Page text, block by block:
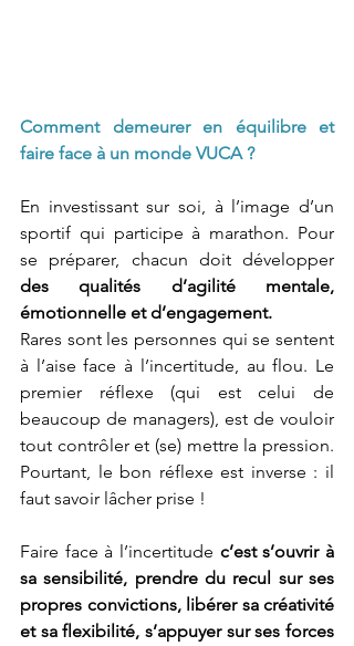
Comment demeurer en équilibre et
faire face à un monde VUCA ?
En investissant sur soi, à l’image d’un
sportif qui participe à marathon. Pour
des qualités d’agilité mentale,
émotionnelle et d’engagement.
Rares sont les personnes qui se sentent
à l’aise face à l’incertitude, au flou. Le
premier réflexe (qui est celui de
beaucoup de managers), est de vouloir
tout contrôler et (se) mettre la pression.
Pourtant, le bon réflexe est inverse : il
faut savoir lâcher prise !
Faire face à l’incertitude c’est s’ouvrir à
sa sensibilité, prendre du recul sur ses
propres convictions, libérer sa créativité
et sa flexibilité, s’appuyer sur ses forces